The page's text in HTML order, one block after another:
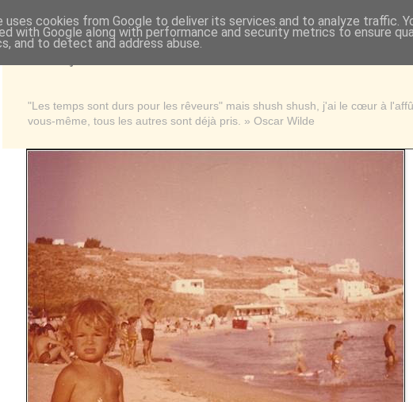
"Les temps sont durs pour les rêveurs" mais shush shush, j'ai le cœur à
vous-même, tous les autres sont déjà pris. » Oscar Wilde
uses cookies from Google to deliver its services and to analyze traffic.
with Google along with performance and security metrics to ensure
and to detect and address abuse.